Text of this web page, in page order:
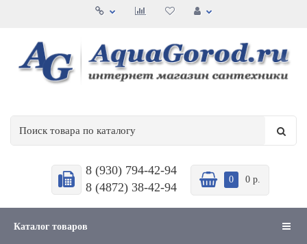
8 (930) 794-42-94
8 (4872) 38-42-94
0 0 р.
Каталог товаров